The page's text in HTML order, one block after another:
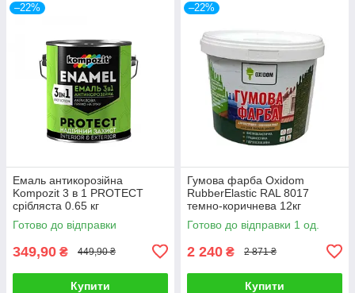
–22%
Емаль антикорозійна
Kompozit 3 в 1 PROTECT
срібляста 0.65 кг
Готово до відправки
349,90 ₴ 449,90 ₴
Купити
–22%
Гумова фарба Oxidom
RubberElastic RAL 8017
темно-коричнева 12кг
Готово до відправки 1 од.
2 240 ₴ 2 871 ₴
Купити